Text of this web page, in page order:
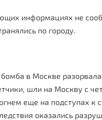
информациях не
по городу.
бомба в Москве
шли на Москву с
еще на подступах к
оказались